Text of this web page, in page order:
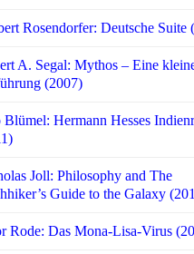
Rosendorfer: Deutsche Suite
A. Segal: Mythos – Eine
(2007)
Blümel: Hermann Hesses
Joll: Philosophy and The
Guide to the Galaxy
Rode: Das Mona-Lisa-Virus